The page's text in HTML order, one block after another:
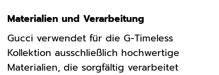
Materialien und Verarbeitung
Gucci verwendet für die G-Timeless
Kollektion ausschließlich hochwertige
Materialien, die sorgfältig verarbeitet